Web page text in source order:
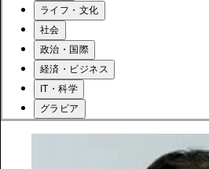
ライフ・文化
社会
政治・国際
経済・ビジネス
IT・科学
グラビア